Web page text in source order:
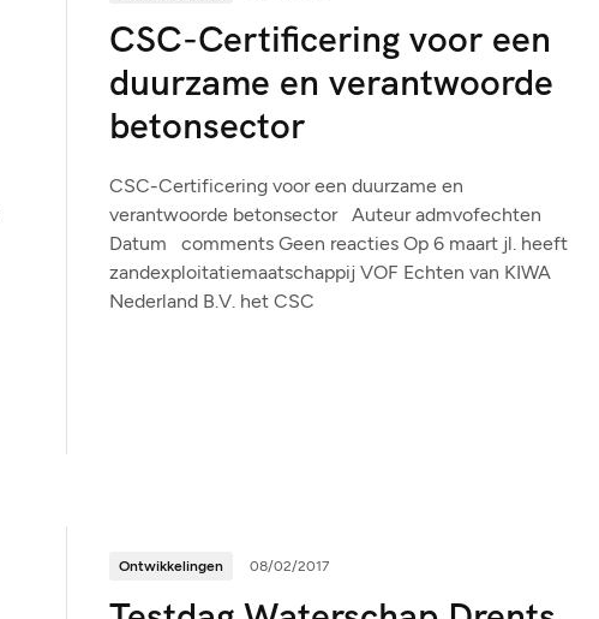
CSC-Certificering voor een
duurzame en verantwoorde
betonsector
CSC-Certificering voor een duurzame en
verantwoorde betonsector Auteur admvofechten
Datum comments Geen reacties Op 6 maart jl. heeft
zandexploitatiemaatschappij VOF Echten van KIWA
Nederland B.V. het CSC
Ontwikkelingen 08/02/2017